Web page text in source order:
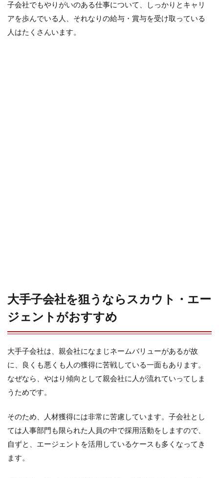
子会社でもやりがいのある仕事について、しっかりとキャリ
アを歩んでいる人、それなりの給与・賞与を受け取っている
人はたくさんいます。
大手子会社を狙うならスカウト・エー
ジェントがおすすめ
大手子会社は、親会社になまじネームバリューがあるが故
に、良くも悪くも人の獲得に苦戦している一面もあります。
なぜなら、やはり傾向として親会社に人が流れていってしま
うためです。
そのため、人材獲得には非常に苦慮しています。子会社とし
ては人事部門も限られた人員の中で採用活動をしますので、
自ずと、エージェントを活用しているケースも多くなってき
ます。